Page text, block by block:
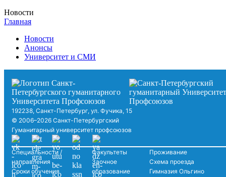
Новости
Главная
Новости
Анонсы
Университет и СМИ
192238, Санкт-Петербург, ул. Фучика, 15
© 2006–2026 Санкт-Петербургский
Гуманитарный университет профсоюзов
Специальности /
направления
Сроки обучения
Факультеты
Заочное
образование
Проживание
Схема проезда
Гимназия Ольгино